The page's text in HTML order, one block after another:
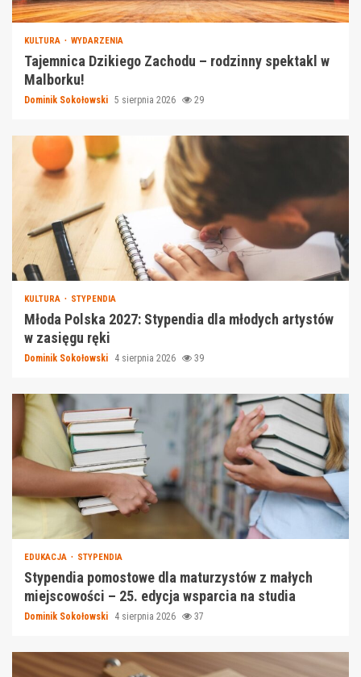
KULTURA WYDARZENIA
Tajemnica Dzikiego Zachodu – rodzinny spektakl w
Malborku!
Dominik Sokołowski 5 sierpnia 2026 29
KULTURA STYPENDIA
Młoda Polska 2027: Stypendia dla młodych artystów
w zasięgu ręki
Dominik Sokołowski 4 sierpnia 2026 39
EDUKACJA STYPENDIA
Stypendia pomostowe dla maturzystów z małych
miejscowości – 25. edycja wsparcia na studia
Dominik Sokołowski 4 sierpnia 2026 37